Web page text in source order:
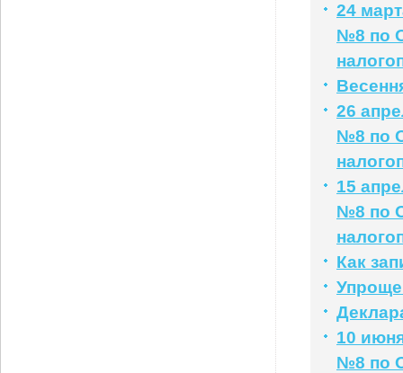
24
№8 по
26
№8 по
15
№8 по
Как
10
№8 по